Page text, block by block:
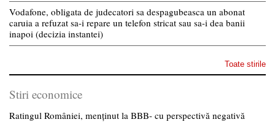
Vodafone, obligata de judecatori sa despagubeasca un abonat
caruia a refuzat sa-i repare un telefon stricat sau sa-i dea banii
inapoi (decizia instantei)
Toate stirile
Stiri economice
Ratingul României, menținut la BBB- cu perspectivă negativă